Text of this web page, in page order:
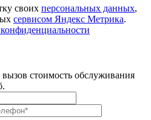
своих персональных данных,
сервисом Яндекс Метрика.
стоимость обслуживания